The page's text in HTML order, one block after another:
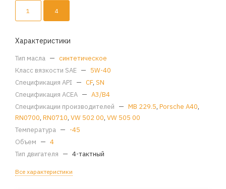
1 4
Характеристики
Тип масла — синтетическое
Класс вязкости SAE — 5W-40
Спецификация API — CF, SN
Спецификация ACEA — A3/B4
Спецификации производителей — MB 229.5, Porsche A40,
RN0700, RN0710, VW 502 00, VW 505 00
Температура — -45
Объем — 4
Тип двигателя — 4-тактный
Все характеристики